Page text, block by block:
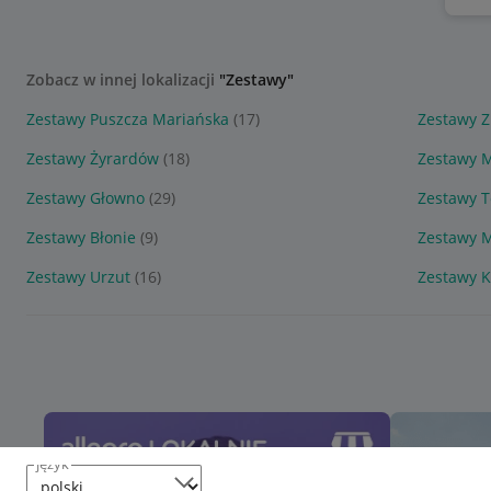
język
Zobacz w innej lokalizacji "Zestawy"
Zestawy Puszcza Mariańska (17)
Zestawy
Zestawy Żyrardów (18)
Zestawy
Zestawy Głowno (29)
Zestawy
Zestawy Błonie (9)
Zestawy
Zestawy Urzut (16) Zestawy